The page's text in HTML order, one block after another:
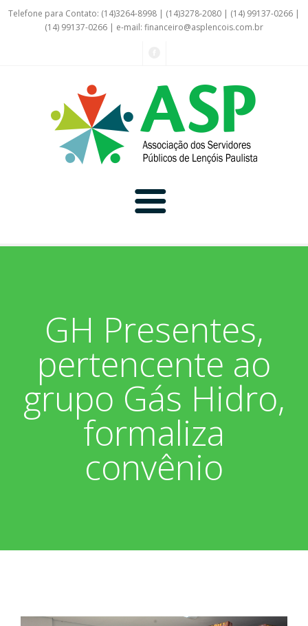
Telefone para Contato: (14)3264-8998 | (14)3278-2080 | (14) 99137-0266 |
(14) 99137-0266 | e-mail: financeiro@asplencois.com.br
Convênio Online
Notícias
Vídeos
Aniversariantes
Boletim Informativo
Extrato do Cartão ASP
Nossos Convênios
Sobre
Diretoria
Nossa História
GH Presentes,
pertencente ao
grupo Gás Hidro,
formaliza
convênio